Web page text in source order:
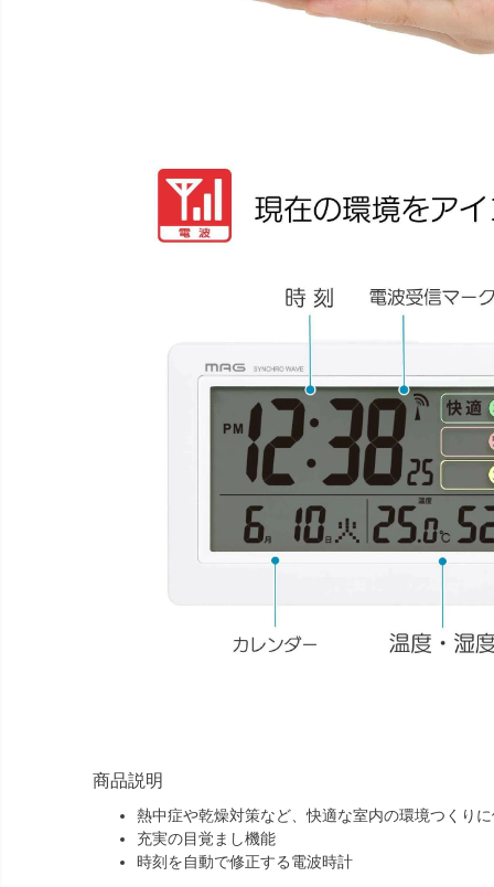
商品説明
熱中症や乾燥対策など、快適な室内の環境つくり
充実の目覚まし機能
時刻を自動で修正する電波時計